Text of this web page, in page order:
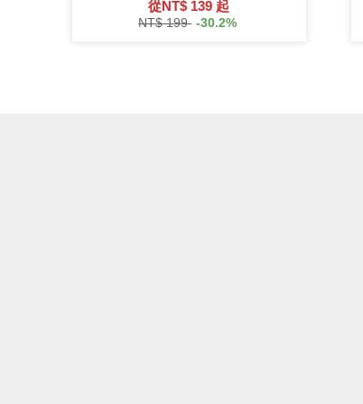
從NT$ 139 起
NT$ 199 -30.2%